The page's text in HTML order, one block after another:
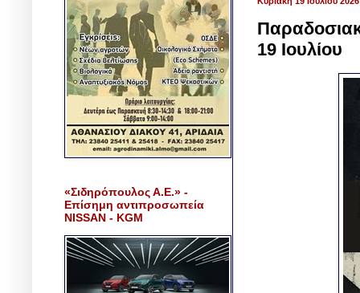
19 Ιουλίου
«Σιδηρόπουλος Α.Ε.» -
Επίσημη αντιπροσωπεία
NISSAN - KGM